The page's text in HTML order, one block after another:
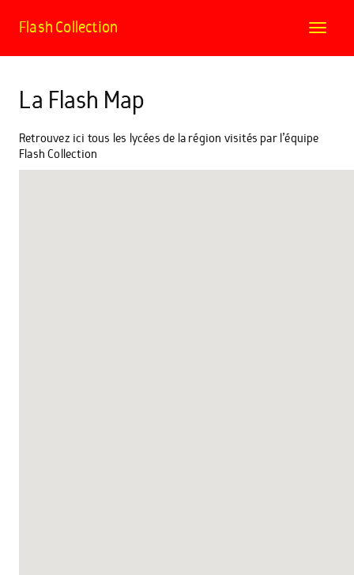
Toggle
Flash Collection
La Flash Map
Retrouvez ici tous les lycées de la région visités par l’équipe
Flash Collection